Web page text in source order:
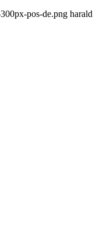
pos-de.png harald